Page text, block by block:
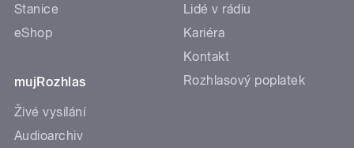
Stanice
eShop
mujRozhlas
Živé vysílání
Audioarchiv
Lidé v rádiu
Kariéra
Kontakt
Rozhlasový poplatek